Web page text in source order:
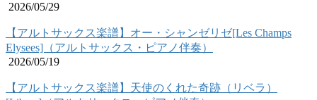
2026/05/29
【アルトサックス楽譜】オー・シャンゼリゼ[Les Champs
Elysees]（アルトサックス・ピアノ伴奏）
2026/05/19
【アルトサックス楽譜】天使のくれた奇跡（リベラ）